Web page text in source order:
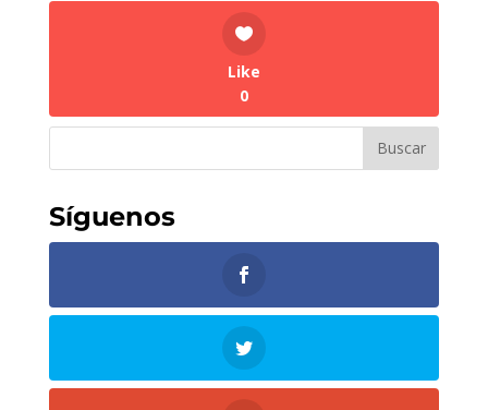
Like
0
Síguenos